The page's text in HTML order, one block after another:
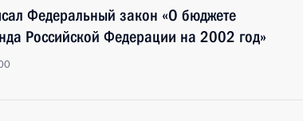
Федеральный закон «О бюджете
Российской Федерации на 2002 год»